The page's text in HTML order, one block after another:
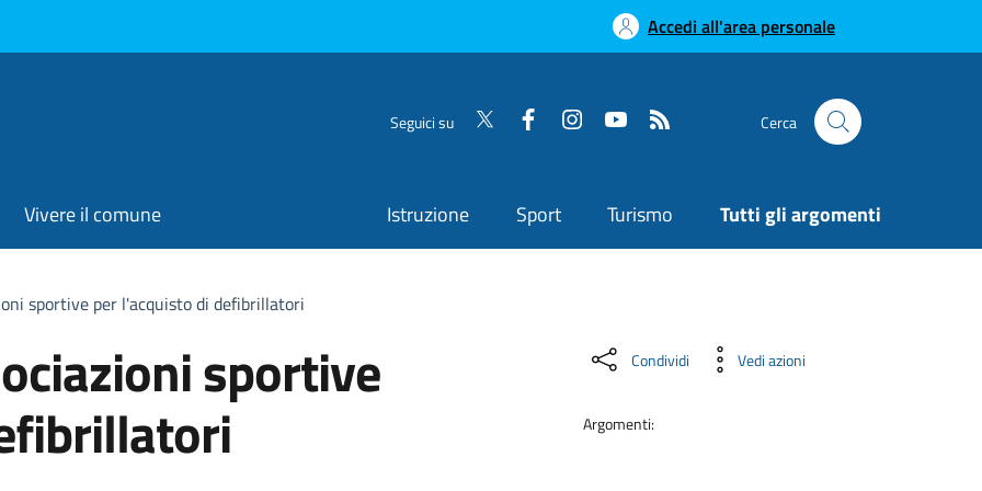
Accedi all'area personale
Seguici su Cerca
Vivere il comune Istruzione Sport Turismo Tutti gli argomenti
sportive per l'acquisto di defibrillatori
sportive Condividi Vedi azioni
Argomenti: